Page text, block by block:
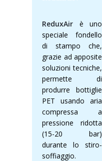
ReduxAir è uno
speciale fondello
di stampo che,
grazie ad apposite
soluzioni tecniche,
permette di
produrre bottiglie
PET usando aria
compressa a
pressione ridotta
(15-20 bar)
durante lo stiro-
soffiaggio.